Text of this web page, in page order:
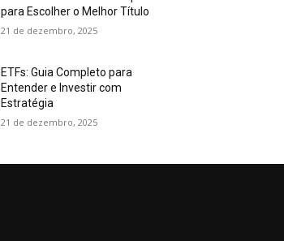
para Escolher o Melhor Título
21 de dezembro, 2025
ETFs: Guia Completo para
Entender e Investir com
Estratégia
21 de dezembro, 2025